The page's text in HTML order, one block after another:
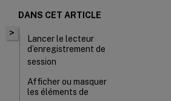
>
DANS CET ARTICLE
Lancer le lecteur
d’enregistrement de
session
Afficher ou masquer
les éléments de